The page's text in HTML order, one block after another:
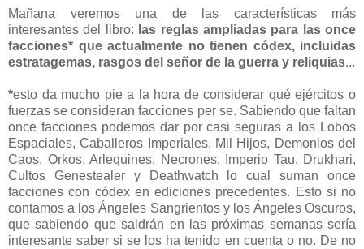
Mañana veremos una de las características más
interesantes del libro: las reglas ampliadas para las once
facciones* que actualmente no tienen códex, incluidas
estratagemas, rasgos del señor de la guerra y reliquias...
*esto da mucho pie a la hora de considerar qué ejércitos o
fuerzas se consideran facciones per se. Sabiendo que faltan
once facciones podemos dar por casi seguras a los Lobos
Espaciales, Caballeros Imperiales, Mil Hijos, Demonios del
Caos, Orkos, Arlequines, Necrones, Imperio Tau, Drukhari,
Cultos Genestealer y Deathwatch lo cual suman once
facciones con códex en ediciones precedentes. Esto si no
contamos a los Ángeles Sangrientos y los Ángeles Oscuros,
que sabiendo que saldrán en las próximas semanas sería
interesante saber si se los ha tenido en cuenta o no. De no